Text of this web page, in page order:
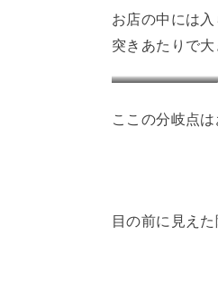
お店の中には
突きあたりで
ここの分岐点
目の前に見え